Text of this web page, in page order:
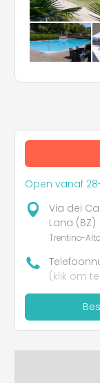
Open vanaf
Via dei
Lana (BZ)
Trentino-
(klik om